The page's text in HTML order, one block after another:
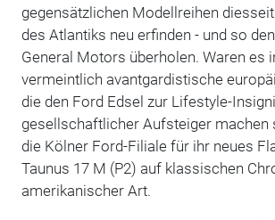
gegensätzlichen Modellreihen
des Atlantiks neu erfinden - und so
General Motors überholen. Waren es
vermeintlich avantgardistische
die den Ford Edsel zur Lifestyle-
gesellschaftlicher Aufsteiger machen
die Kölner Ford-Filiale für ihr neues
Taunus 17 M (P2) auf klassischen
amerikanischer Art.